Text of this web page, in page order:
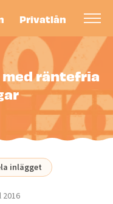
Privatlån
med räntefria
inlägget
2016